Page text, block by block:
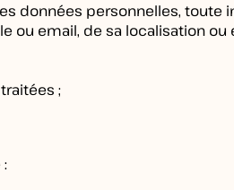
données personnelles, toute
ou email, de sa localisation
;